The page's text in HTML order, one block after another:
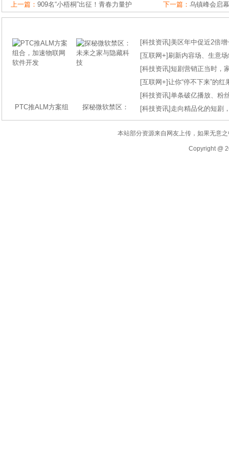
上一篇： 909名“小梧桐”出征！青春力量护 下一篇： 乌镇峰会启
PTC推ALM方案组 探秘微软禁区：
[科技资讯] 美区年中促近2倍
[互联网+] 刷新内容场、生意
[科技资讯]短剧营销正当时，
[互联网+]让你“停不下来”的
[科技资讯]单条破亿播放、粉
[科技资讯] 走向精品化的短剧
本站部分资源来自网友上传，如果无意
Copyright @